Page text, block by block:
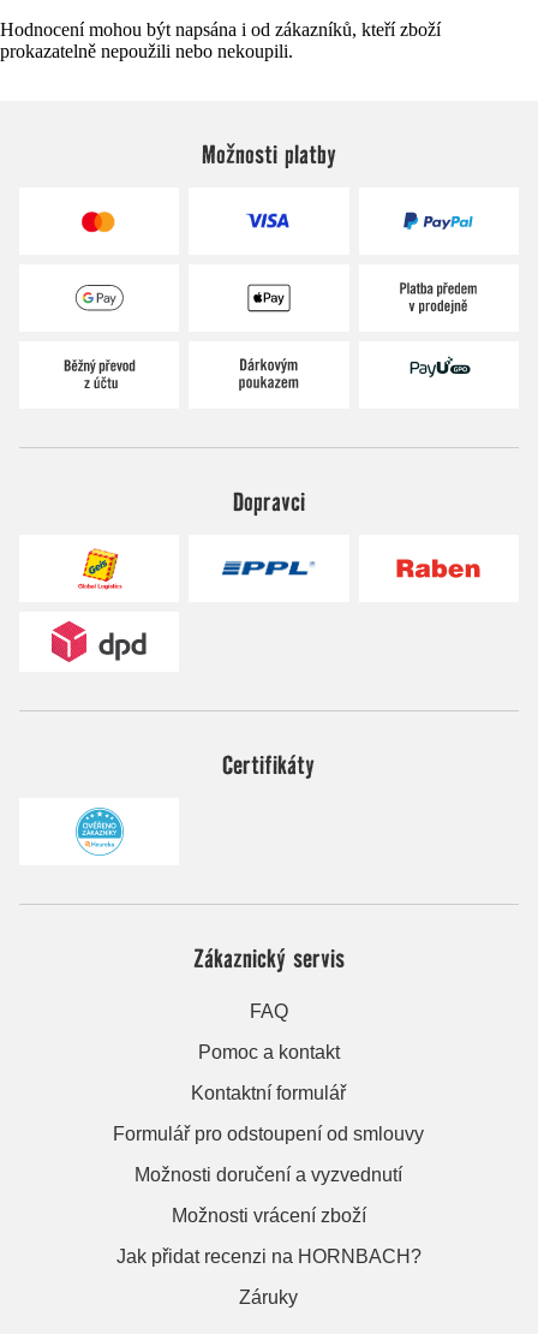
Hodnocení mohou být napsána i od zákazníků, kteří zboží
prokazatelně nepoužili nebo nekoupili.
Možnosti platby
Dopravci
Certifikáty
Zákaznický servis
FAQ
Pomoc a kontakt
Kontaktní formulář
Formulář pro odstoupení od smlouvy
Možnosti doručení a vyzvednutí
Možnosti vrácení zboží
Jak přidat recenzi na HORNBACH?
Záruky